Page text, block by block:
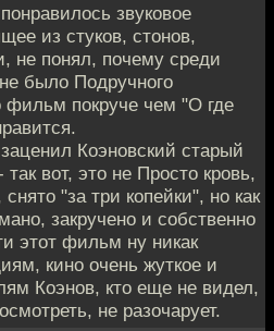
звуковое
из стуков, стонов,
не понял, почему среди
было Подручного
фильм покруче чем "О где
Коэновский старый
вот, это не Просто кровь,
"за три копейки", но как
закручено и собственно
этот фильм ну никак
кино очень жуткое и
Коэнов, кто еще не видел,
не разочарует.